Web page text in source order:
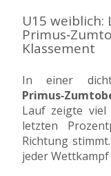
U15 weiblich:
Klassement
In einer
Lauf zeigte
letzten
Richtung
jeder